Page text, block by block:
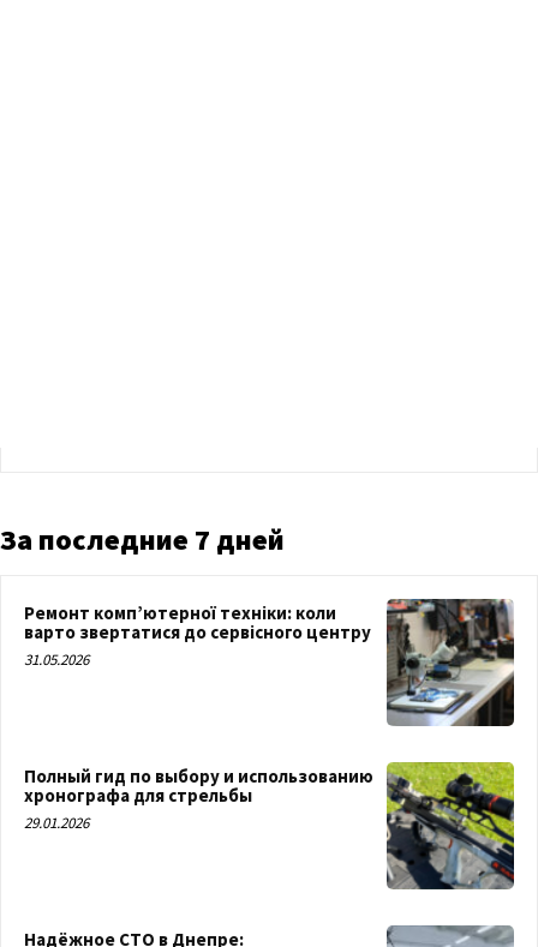
За последние 7 дней
Ремонт комп’ютерної техніки: коли
варто звертатися до сервісного центру
31.05.2026
Полный гид по выбору и использованию
хронографа для стрельбы
29.01.2026
Надёжное СТО в Днепре: